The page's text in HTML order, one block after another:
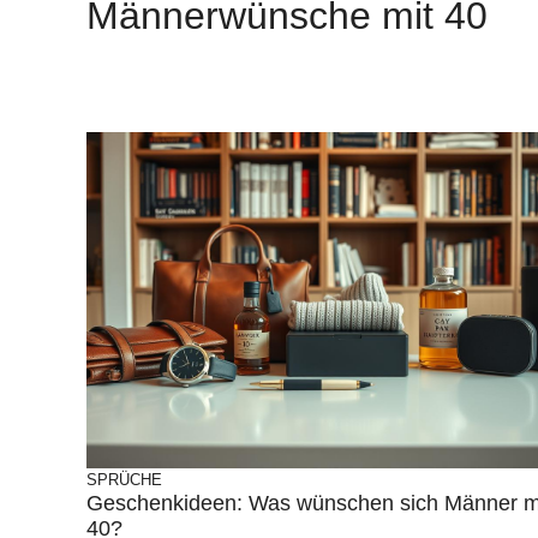
Männerwünsche mit 40
SPRÜCHE
Geschenkideen: Was wünschen sich Männer
40?